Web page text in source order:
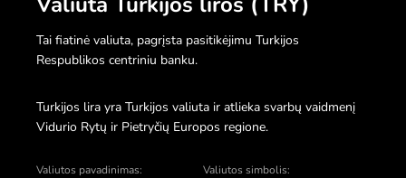
Tai fiatinė valiuta, pagrįsta pasitikėjimu Turkijos
Respublikos centriniu banku.
Turkijos lira yra Turkijos valiuta ir atlieka svarbų vaidmenį
Vidurio Rytų ir Pietryčių Europos regione.
Valiutos pavadinimas: Valiutos simbolis: